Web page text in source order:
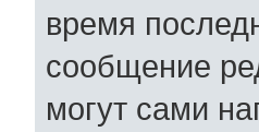
время
сообщение
могут сами